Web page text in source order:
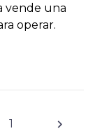
vende una
operar.
1